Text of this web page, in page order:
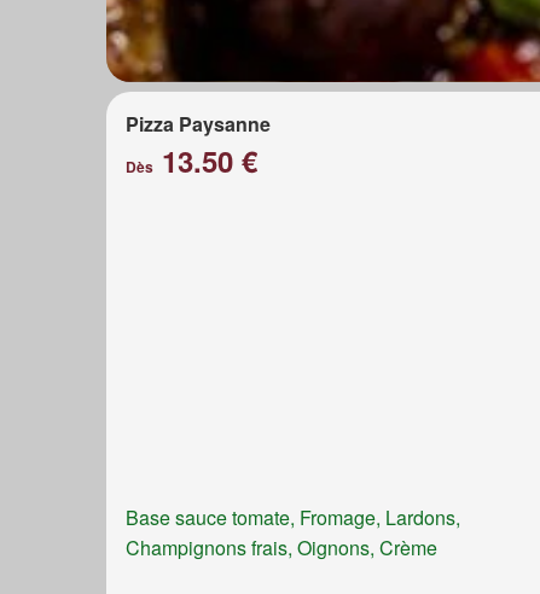
Pizza Paysanne
Dès 13.50 €
Base sauce tomate, Fromage, Lardons,
Champignons frais, Oignons, Crème